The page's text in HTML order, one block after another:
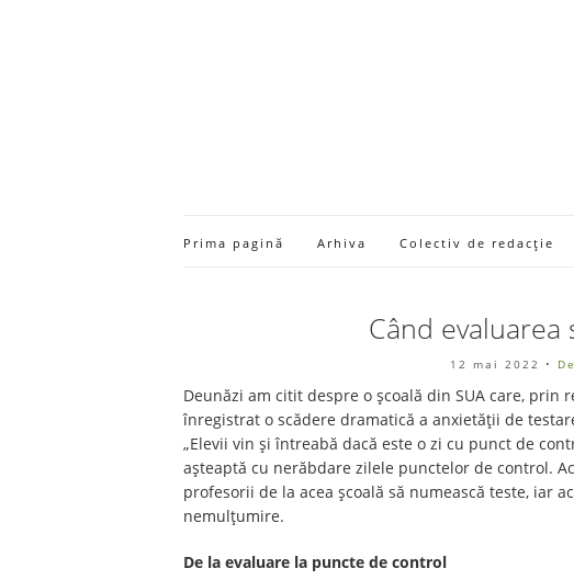
Prima pagină Arhiva Colectiv de redacție
Când
12 mai 2022 •
Deunăzi am citit despre o școală din SUA care,
înregistrat o scădere dramatică a anxietății de
„Elevii vin și întreabă dacă este o zi cu punct de
așteaptă cu nerăbdare zilele punctelor de control.
profesorii de la acea școală să numească teste, iar
nemulțumire.
De la evaluare la puncte de control